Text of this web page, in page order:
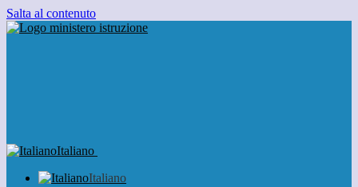
Salta al contenuto
Italiano
Italiano